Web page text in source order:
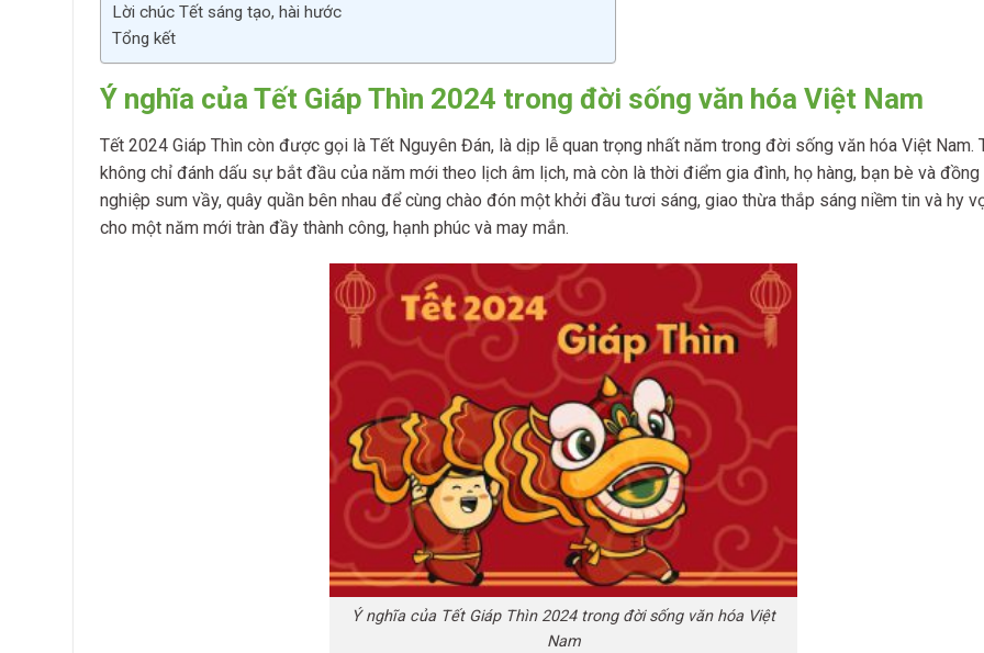
Lời chúc Tết sáng tạo, hài hước
Tổng kết
Ý nghĩa của Tết Giáp Thìn 2024 trong đời sống văn hóa Việt Nam
Tết 2024 Giáp Thìn còn được gọi là Tết Nguyên Đán, là dịp lễ quan trọng nhất năm trong đời sống văn hóa Việt Nam.
không chỉ đánh dấu sự bắt đầu của năm mới theo lịch âm lịch, mà còn là thời điểm gia đình, họ hàng, bạn bè và đồng
nghiệp sum vầy, quây quần bên nhau để cùng chào đón một khởi đầu tươi sáng, giao thừa thắp sáng niềm tin và hy
cho một năm mới tràn đầy thành công, hạnh phúc và may mắn.
Ý nghĩa của Tết Giáp Thìn 2024 trong đời sống văn hóa Việt
Nam